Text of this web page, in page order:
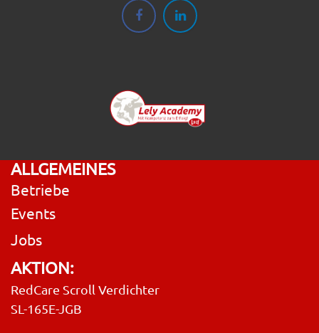
ALLGEMEINES
Betriebe
Events
Jobs
AKTION:
RedCare Scroll Verdichter
SL-165E-JGB